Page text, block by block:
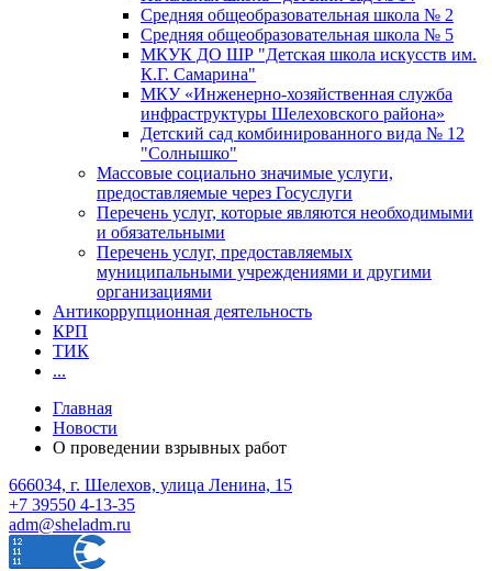
Средняя общеобразовательная школа № 2
Средняя общеобразовательная школа № 5
МКУК ДО ШР "Детская школа искусств им.
К.Г. Самарина"
МКУ «Инженерно-хозяйственная служба
инфраструктуры Шелеховского района»
Детский сад комбинированного вида № 12
"Солнышко"
Массовые социально значимые услуги,
предоставляемые через Госуслуги
Перечень услуг, которые являются необходимыми
и обязательными
Перечень услуг, предоставляемых
муниципальными учреждениями и другими
организациями
Антикоррупционная деятельность
КРП
ТИК
...
Главная
Новости
О проведении взрывных работ
666034, г. Шелехов, улица Ленина, 15
+7 39550 4-13-35
adm@sheladm.ru